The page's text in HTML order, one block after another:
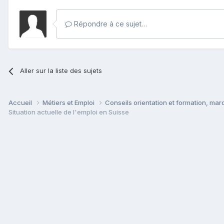
Répondre à ce sujet…
Aller sur la liste des sujets
Accueil Métiers et Emploi
Conseils orientation et formation,
Situation actuelle de l'emploi en Suisse